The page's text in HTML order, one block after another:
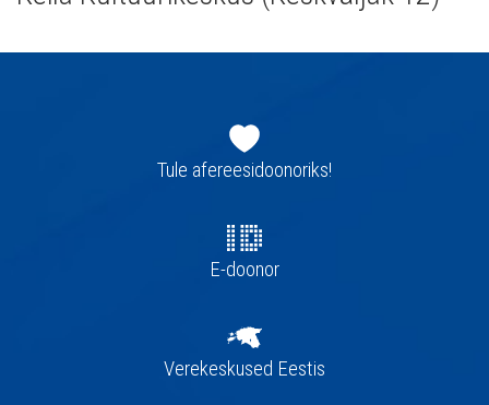
navigatsioonTule afereesidoonoriks!
E-doonor
Verekeskused Eestis